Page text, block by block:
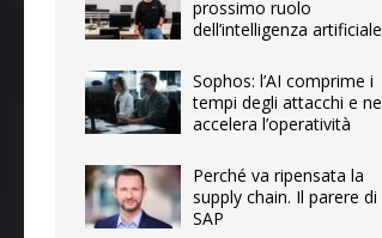
prossimo ruolo
dell’intelligenza artificiale
Sophos: l’AI comprime i
tempi degli attacchi e ne
accelera l’operatività
Perché va ripensata la
supply chain. Il parere di
SAP